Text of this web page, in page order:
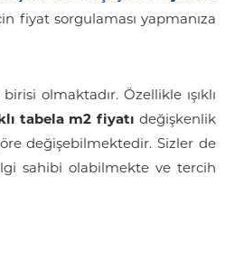
fiyat sorgulaması yapmanıza
olmaktadır. Özellikle ışıklı
tabela m2 fiyatı değişkenlik
değişebilmektedir. Sizler de
sahibi olabilmekte ve tercih